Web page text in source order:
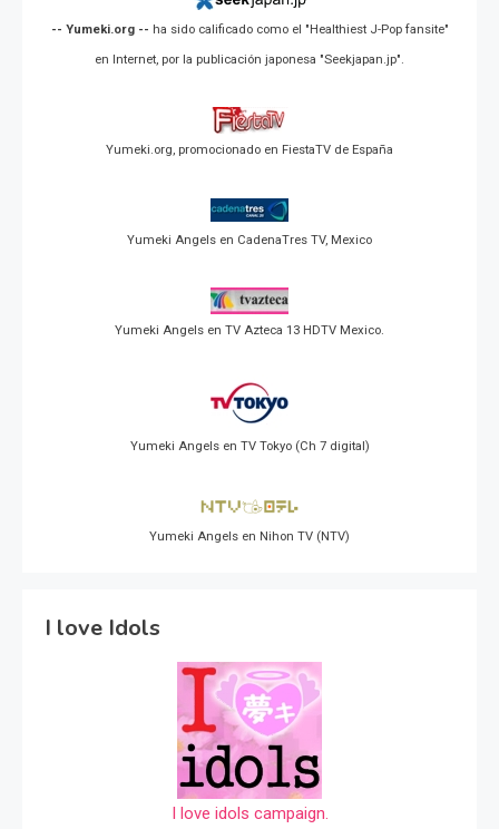
-- Yumeki.org -- ha sido calificado como el "Healthiest J-Pop fansite"
en Internet, por la publicación japonesa "Seekjapan.jp".
Yumeki.org, promocionado en FiestaTV de España
Yumeki Angels en CadenaTres TV, Mexico
Yumeki Angels en TV Azteca 13 HDTV Mexico.
Yumeki Angels en TV Tokyo (Ch 7 digital)
Yumeki Angels en Nihon TV (NTV)
I love Idols
I love idols campaign.